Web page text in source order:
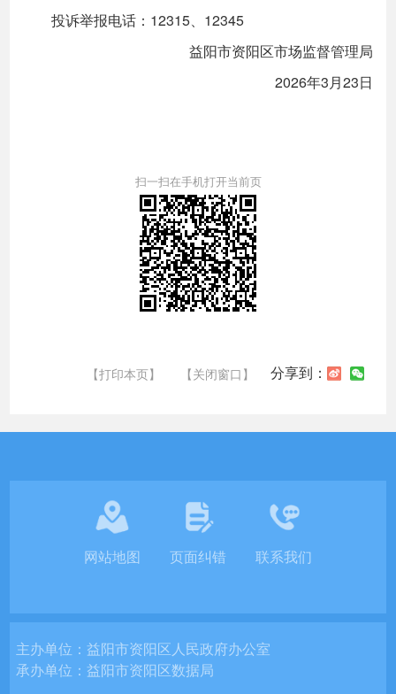
投诉举报电话：12315、12345
益阳市资阳区市场监督管理局
2026年3月23日
扫一扫在手机打开当前页
【打印本页】 【关闭窗口】 分享到：
网站地图 页面纠错 联系我们
主办单位：益阳市资阳区人民政府办公室
承办单位：益阳市资阳区数据局